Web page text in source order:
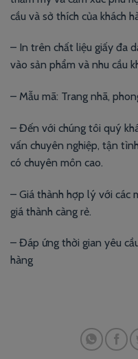
cầu và sở thích của khách
– In trên chất liệu giấy đa
vào sản phẩm và nhu cầu
– Mẫu mã: Trang nhã,
– Đến với chúng tôi quý
vấn chuyên nghiệp, tận
có chuyên môn cao.
– Giá thành hợp lý với các
giá thành càng rẻ.
– Đáp ứng thời gian yêu
hàng